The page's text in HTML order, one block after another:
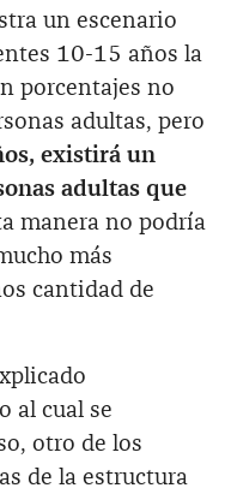
un escenario
10-15 años la
porcentajes no
adultas, pero
existirá un
adultas que
manera no podría
más
cantidad de
al cual se
otro de los
de la estructura